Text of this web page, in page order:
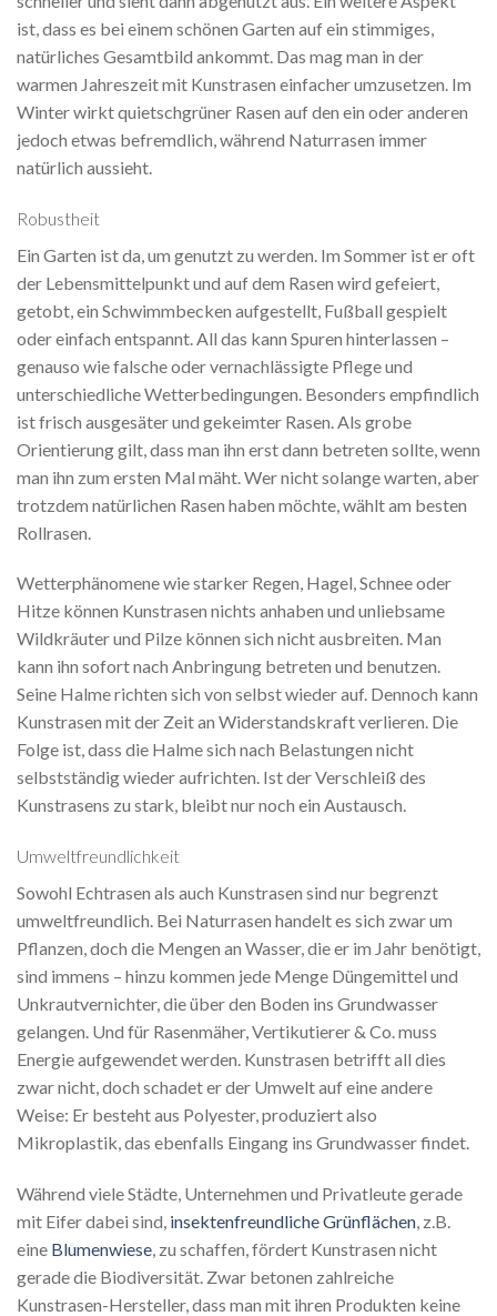
ist, dass es bei einem schönen Garten auf ein stimmiges,
natürliches Gesamtbild ankommt. Das mag man in der
warmen Jahreszeit mit Kunstrasen einfacher umzusetzen. Im
Winter wirkt quietschgrüner Rasen auf den ein oder anderen
jedoch etwas befremdlich, während Naturrasen immer
natürlich aussieht.
Robustheit
Ein Garten ist da, um genutzt zu werden. Im Sommer ist er oft
der Lebensmittelpunkt und auf dem Rasen wird gefeiert,
getobt, ein Schwimmbecken aufgestellt, Fußball gespielt
oder einfach entspannt. All das kann Spuren hinterlassen –
genauso wie falsche oder vernachlässigte Pflege und
unterschiedliche Wetterbedingungen. Besonders empfindlich
ist frisch ausgesäter und gekeimter Rasen. Als grobe
Orientierung gilt, dass man ihn erst dann betreten sollte, wenn
man ihn zum ersten Mal mäht. Wer nicht solange warten, aber
trotzdem natürlichen Rasen haben möchte, wählt am besten
Rollrasen.
Wetterphänomene wie starker Regen, Hagel, Schnee oder
Hitze können Kunstrasen nichts anhaben und unliebsame
Wildkräuter und Pilze können sich nicht ausbreiten. Man
kann ihn sofort nach Anbringung betreten und benutzen.
Seine Halme richten sich von selbst wieder auf. Dennoch kann
Kunstrasen mit der Zeit an Widerstandskraft verlieren. Die
Folge ist, dass die Halme sich nach Belastungen nicht
selbstständig wieder aufrichten. Ist der Verschleiß des
Kunstrasens zu stark, bleibt nur noch ein Austausch.
Umweltfreundlichkeit
Sowohl Echtrasen als auch Kunstrasen sind nur begrenzt
umweltfreundlich. Bei Naturrasen handelt es sich zwar um
Pflanzen, doch die Mengen an Wasser, die er im Jahr benötigt,
sind immens – hinzu kommen jede Menge Düngemittel und
Unkrautvernichter, die über den Boden ins Grundwasser
gelangen. Und für Rasenmäher, Vertikutierer & Co. muss
Energie aufgewendet werden. Kunstrasen betrifft all dies
zwar nicht, doch schadet er der Umwelt auf eine andere
Weise: Er besteht aus Polyester, produziert also
Mikroplastik, das ebenfalls Eingang ins Grundwasser findet.
Während viele Städte, Unternehmen und Privatleute gerade
mit Eifer dabei sind, insektenfreundliche Grünflächen, z.B.
eine Blumenwiese, zu schaffen, fördert Kunstrasen nicht
gerade die Biodiversität. Zwar betonen zahlreiche
Kunstrasen-Hersteller, dass man mit ihren Produkten keine